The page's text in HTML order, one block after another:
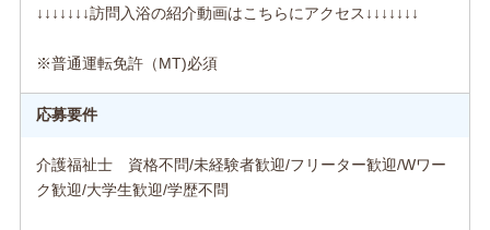
↓↓↓↓↓↓↓訪問入浴の紹介動画はこちらにアクセス↓↓↓↓↓↓↓
※普通運転免許（MT)必須
応募要件
介護福祉士 資格不問/未経験者歓迎/フリーター歓迎/Wワー
ク歓迎/大学生歓迎/学歴不問